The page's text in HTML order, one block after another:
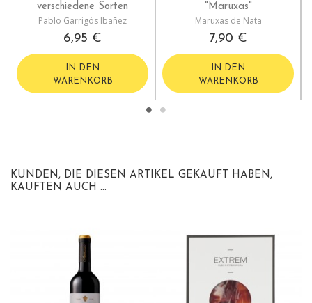
verschiedene Sorten
Pablo Garrigós Ibañez
6,95 €
IN DEN
WARENKORB
"Maruxas"
Maruxas de Nata
7,90 €
IN DEN
WARENKORB
KUNDEN, DIE DIESEN ARTIKEL GEKAUFT HABEN,
KAUFTEN AUCH ...